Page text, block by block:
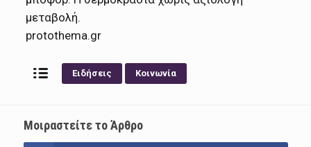
μεταβολή.
protothema.gr
Ειδήσεις Κοινωνία
Μοιραστείτε το Άρθρο